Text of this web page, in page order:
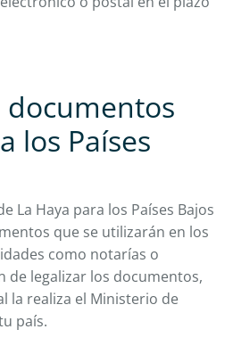
los Países
La Haya para los Países Bajos
que se utilizarán en los
como notarías o
de legalizar los documentos,
la realiza el Ministerio de
país.